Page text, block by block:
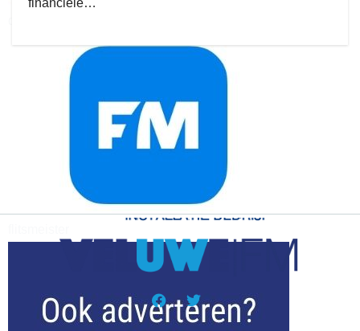
delangekortland
financiële…